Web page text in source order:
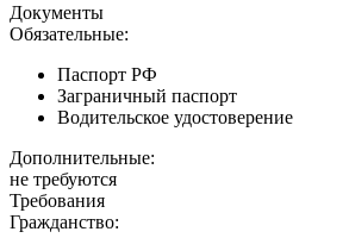
Документы
Обязательные:
Паспорт РФ
Заграничный паспорт
Водительское удостоверение
Дополнительные:
не требуются
Требования
Гражданство: